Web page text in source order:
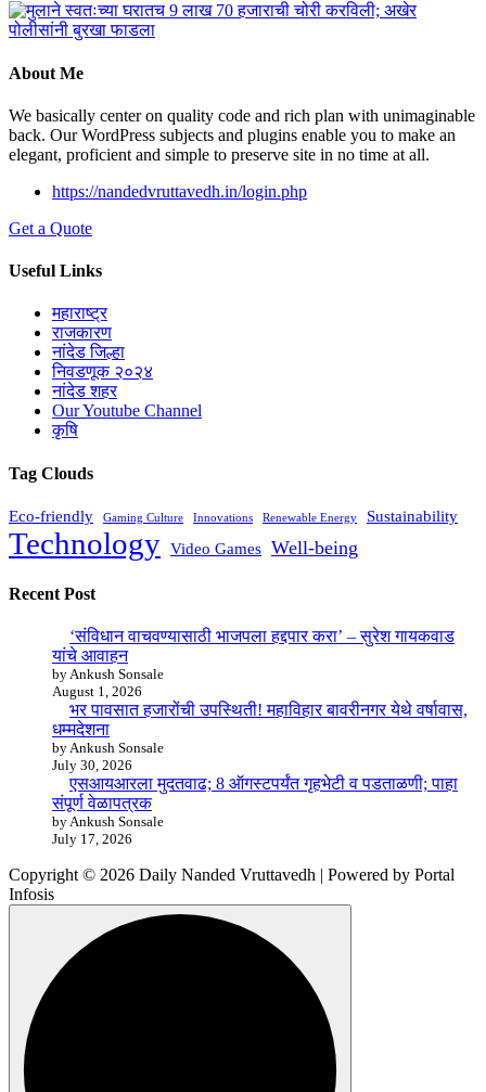
About Me
We basically center on quality code and rich plan with unimaginable
back. Our WordPress subjects and plugins enable you to make an
elegant, proficient and simple to preserve site in no time at all.
https://nandedvruttavedh.in/login.php
Get a Quote
Useful Links
महाराष्ट्र
राजकारण
नांदेड जिल्हा
निवडणूक २०२४
नांदेड शहर
Our Youtube Channel
कृषि
Tag Clouds
Eco-friendly Gaming Culture Innovations Renewable Energy Sustainability
Technology Video Games Well-being
Recent Post
‘संविधान वाचवण्यासाठी भाजपला हद्दपार करा’ – सुरेश गायकवाड
यांचे आवाहन
by Ankush Sonsale
August 1, 2026
भर पावसात हजारोंची उपस्थिती! महाविहार बावरीनगर येथे वर्षावास,
धम्मदेशना
by Ankush Sonsale
July 30, 2026
एसआयआरला मुदतवाढ; 8 ऑगस्टपर्यंत गृहभेटी व पडताळणी; पाहा
संपूर्ण वेळापत्रक
by Ankush Sonsale
July 17, 2026
Copyright © 2026 Daily Nanded Vruttavedh | Powered by Portal
Infosis